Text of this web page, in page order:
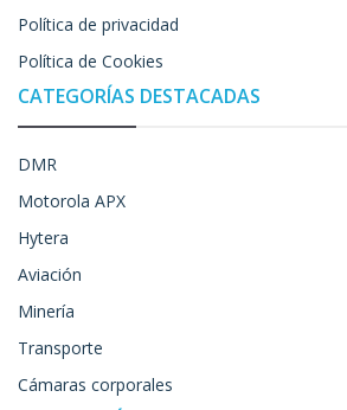
Política de privacidad
Política de Cookies
CATEGORÍAS DESTACADAS
DMR
Motorola APX
Hytera
Aviación
Minería
Transporte
Cámaras corporales